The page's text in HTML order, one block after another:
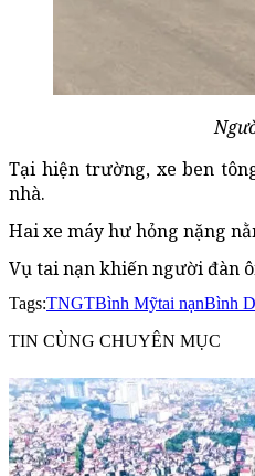
Tại hiện trường, xe ben
nhà.
Hai xe máy hư hỏng nặng
Vụ tai nạn khiến người đàn
Tags:TNGTBình Mỹtai nạnBình
TIN CÙNG CHUYÊN MỤC